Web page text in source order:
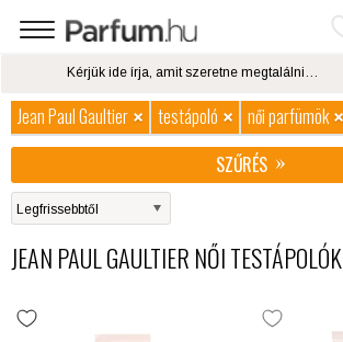
Jean Paul Gaultier testápoló
női parfümök
SZŰRÉS
JEAN PAUL GAULTIER NŐI TESTÁPOLÓK